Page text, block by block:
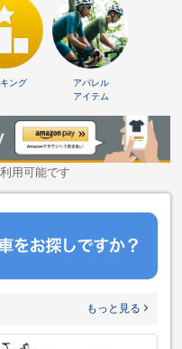
ング
アパレル
アイテム
用可能です
もっと見る